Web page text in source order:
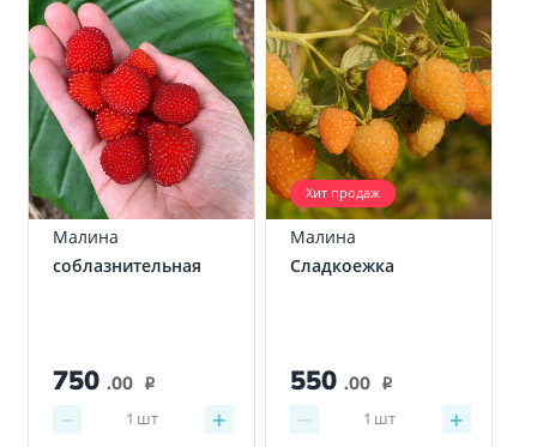
Малина
соблазнительная
750 .00 i
− +
1 шт
Хит продаж
Малина
Сладкоежка
550 .00 i
− +
1 шт